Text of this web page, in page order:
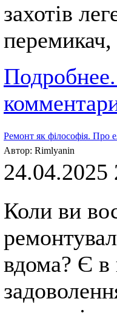
захотів
перемикач,
Ремонт як філософія. Про
Автор: Rimlyanin
24.04.2025
Коли ви
вдома? Є в